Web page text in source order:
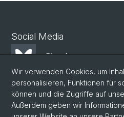
Social Media
Bluesky
Mastodon
Wir verwenden Cookies, um
personalisieren, Funktionen für
können und die Zugriffe auf
Außerdem geben wir